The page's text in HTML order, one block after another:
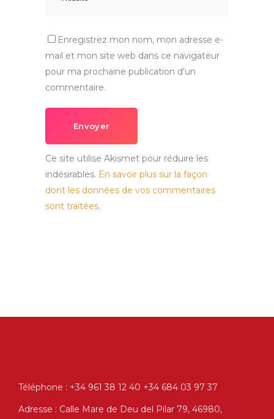
Enregistrez mon nom, mon adresse e-
mail et mon site web dans ce navigateur
pour ma prochaine publication d'un
commentaire.
Envoyer
Ce site utilise Akismet pour réduire les
indésirables. En savoir plus sur la façon
dont les données de vos commentaires
sont traitées.
Téléphone : +34 961 38 12 40 +34 684 03 97 37
Adresse : Calle Mare de Deu del Pilar 79, 46980,